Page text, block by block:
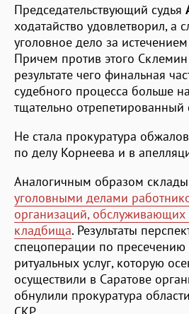
Председательствующий судья
ходатайство удовлетворил, а
уголовное дело за
Причем против этого
результате чего финальная
судебного процесса больше
тщательно отрепетированный
Не стала прокуратура
по делу Корнеева и в
Аналогичным образом
уголовными делами
организаций, обслуживающих
кладбища. Результаты
спецоперации по
ритуальных услуг, которую
осуществили в Саратове
обнулили прокуратура